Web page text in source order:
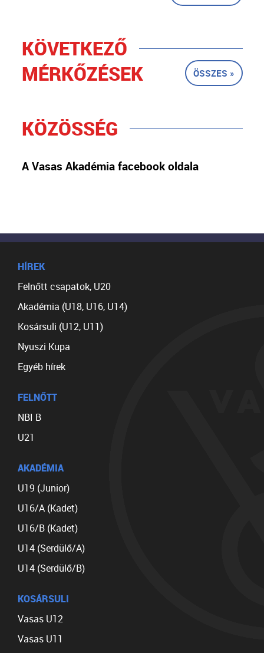
KÖVETKEZŐ
MÉRKŐZÉSEK
ÖSSZES »
KÖZÖSSÉG
A Vasas Akadémia facebook oldala
HÍREK
Felnőtt csapatok, U20
Akadémia (U18, U16, U14)
Kosársuli (U12, U11)
Nyuszi Kupa
Egyéb hírek
FELNŐTT
NBI B
U21
AKADÉMIA
U19 (Junior)
U16/A (Kadet)
U16/B (Kadet)
U14 (Serdülő/A)
U14 (Serdülő/B)
KOSÁRSULI
Vasas U12
Vasas U11